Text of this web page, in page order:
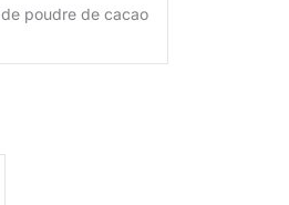
de poudre de cacao